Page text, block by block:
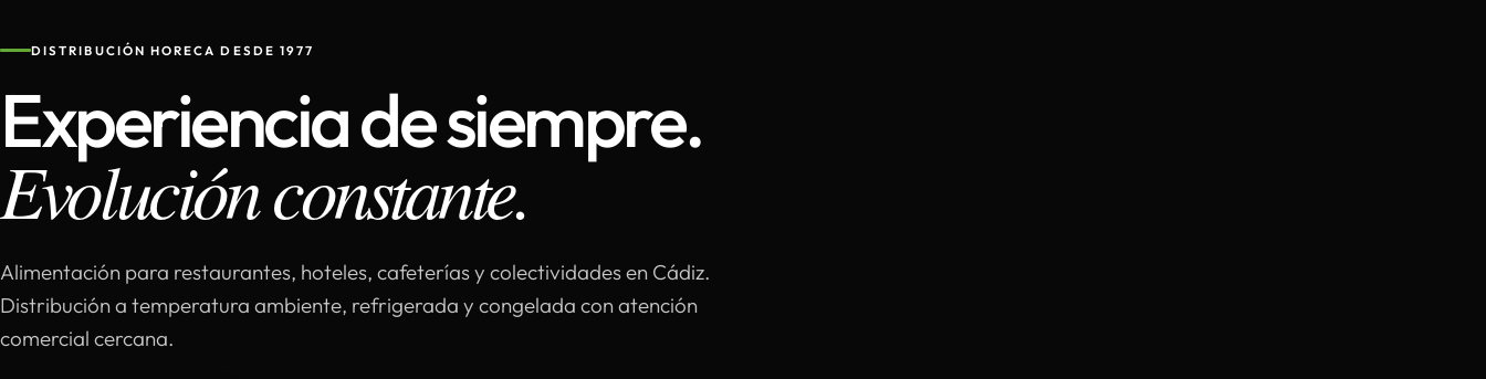
DISTRIBUCIÓN HORECA DESDE 1977
Experiencia de siempre.
Evolución constante.
Alimentación para restaurantes, hoteles, cafeterías y colectividades en Cádiz.
Distribución a temperatura ambiente, refrigerada y congelada con atención
comercial cercana.